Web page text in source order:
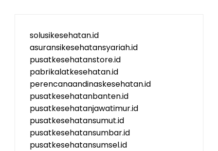
solusikesehatan.id
asuransikesehatansyariah.id
pusatkesehatanstore.id
pabrikalatkesehatan.id
perencanaandinaskesehatan.id
pusatkesehatanbanten.id
pusatkesehatanjawatimur.id
pusatkesehatansumut.id
pusatkesehatansumbar.id
pusatkesehatansumsel.id